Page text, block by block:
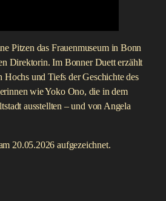
Pitzen das Frauenmuseum in Bonn
Direktorin. Im Bonner Duett erzählt
und Tiefs der Geschichte des
wie Yoko Ono, die in dem
ausstellten – und von Angela
20.05.2026 aufgezeichnet.